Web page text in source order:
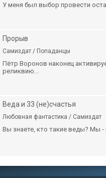
У меня был выбор провести
Прорыв
Самиздат / Попаданцы
Пётр Воронов наконец
реликвию...
Веда и 33 (не)счастья
Любовная фантастика / Самиздат
Вы знаете, кто такие веды? Мы -